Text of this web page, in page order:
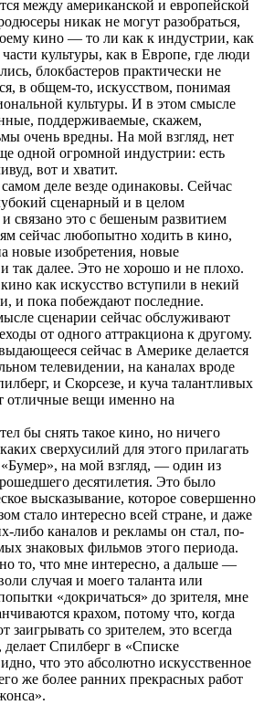
между американской и европейской
никак не могут разобраться,
кино — то ли как к индустрии, как
культуры, как в Европе, где люди
блокбастеров практически не
в общем-то, искусством, понимая
культуры. И в этом смысле
поддерживаемые, скажем,
очень вредны. На мой взгляд, нет
одной огромной индустрии: есть
вот и хватит.
деле везде одинаковы. Сейчас
сценарный и в целом
связано это с бешеным развитием
сейчас любопытно ходить в кино,
новые изобретения, новые
так далее. Это не хорошо и не плохо.
как искусство вступили в некий
и пока побеждают последние.
сценарии сейчас обслуживают
от одного аттракциона к другому.
сейчас в Америке делается
телевидении, на каналах вроде
и Скорсезе, и куча талантливых
отличные вещи именно на
бы снять такое кино, но ничего
сверхусилий для этого прилагать
на мой взгляд, — один из
десятилетия. Это было
высказывание, которое совершенно
стало интересно всей стране, и даже
либо каналов и рекламы он стал, по-
знаковых фильмов этого периода.
то, что мне интересно, а дальше —
случая и моего таланта или
«докричаться» до зрителя, мне
крахом, потому что, когда
заигрывать со зрителем, это всегда
Спилберг в «Списке
что это абсолютно искусственное
же более ранних прекрасных работ